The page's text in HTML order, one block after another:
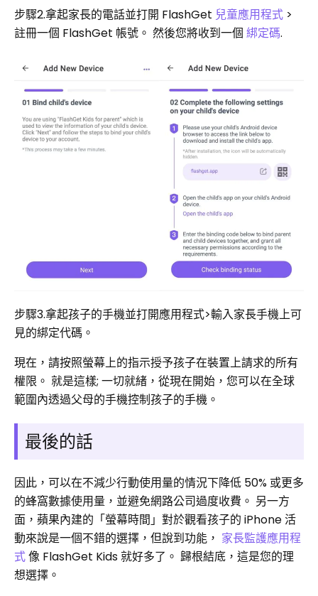
步驟2.拿起家長的電話並打開 FlashGet 兒童應用程式 >
註冊一個 FlashGet 帳號。 然後您將收到一個 綁定碼.
步驟3.拿起孩子的手機並打開應用程式>輸入家長手機上可
見的綁定代碼。
現在，請按照螢幕上的指示授予孩子在裝置上請求的所有
權限。 就是這樣; 一切就緒，從現在開始，您可以在全球
範圍內透過父母的手機控制孩子的手機。
最後的話
因此，可以在不減少行動使用量的情況下降低 50% 或更多
的蜂窩數據使用量，並避免網路公司過度收費。 另一方
面，蘋果內建的「螢幕時間」對於觀看孩子的 iPhone 活
動來說是一個不錯的選擇，但說到功能， 家長監護應用程
式像 FlashGet Kids 就好多了。 歸根結底，這是您的理
想選擇。